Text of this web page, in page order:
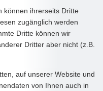
können ihrerseits Dritte
zugänglich werden
Dritte können wir
Dritter aber nicht (z.B.
auf unserer Website und
von Ihnen auch in